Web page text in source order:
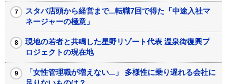
スタバ店頭から経営まで...転職7回で得た「中途入社マ
ネージャーの極意」
現地の若者と共鳴した星野リゾート代表 温泉街復興プ
ロジェクトの現在地
「女性管理職が増えない...」 多様性に乗り遅れる会社に